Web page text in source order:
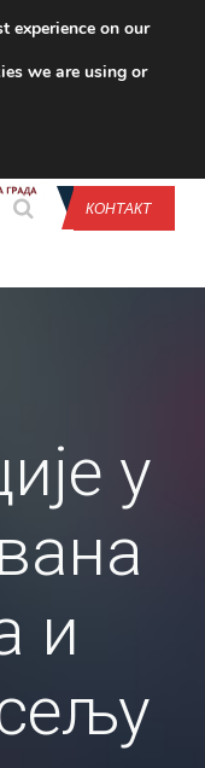
US
КОНТАКТ
у
и
experience on our
we are using or